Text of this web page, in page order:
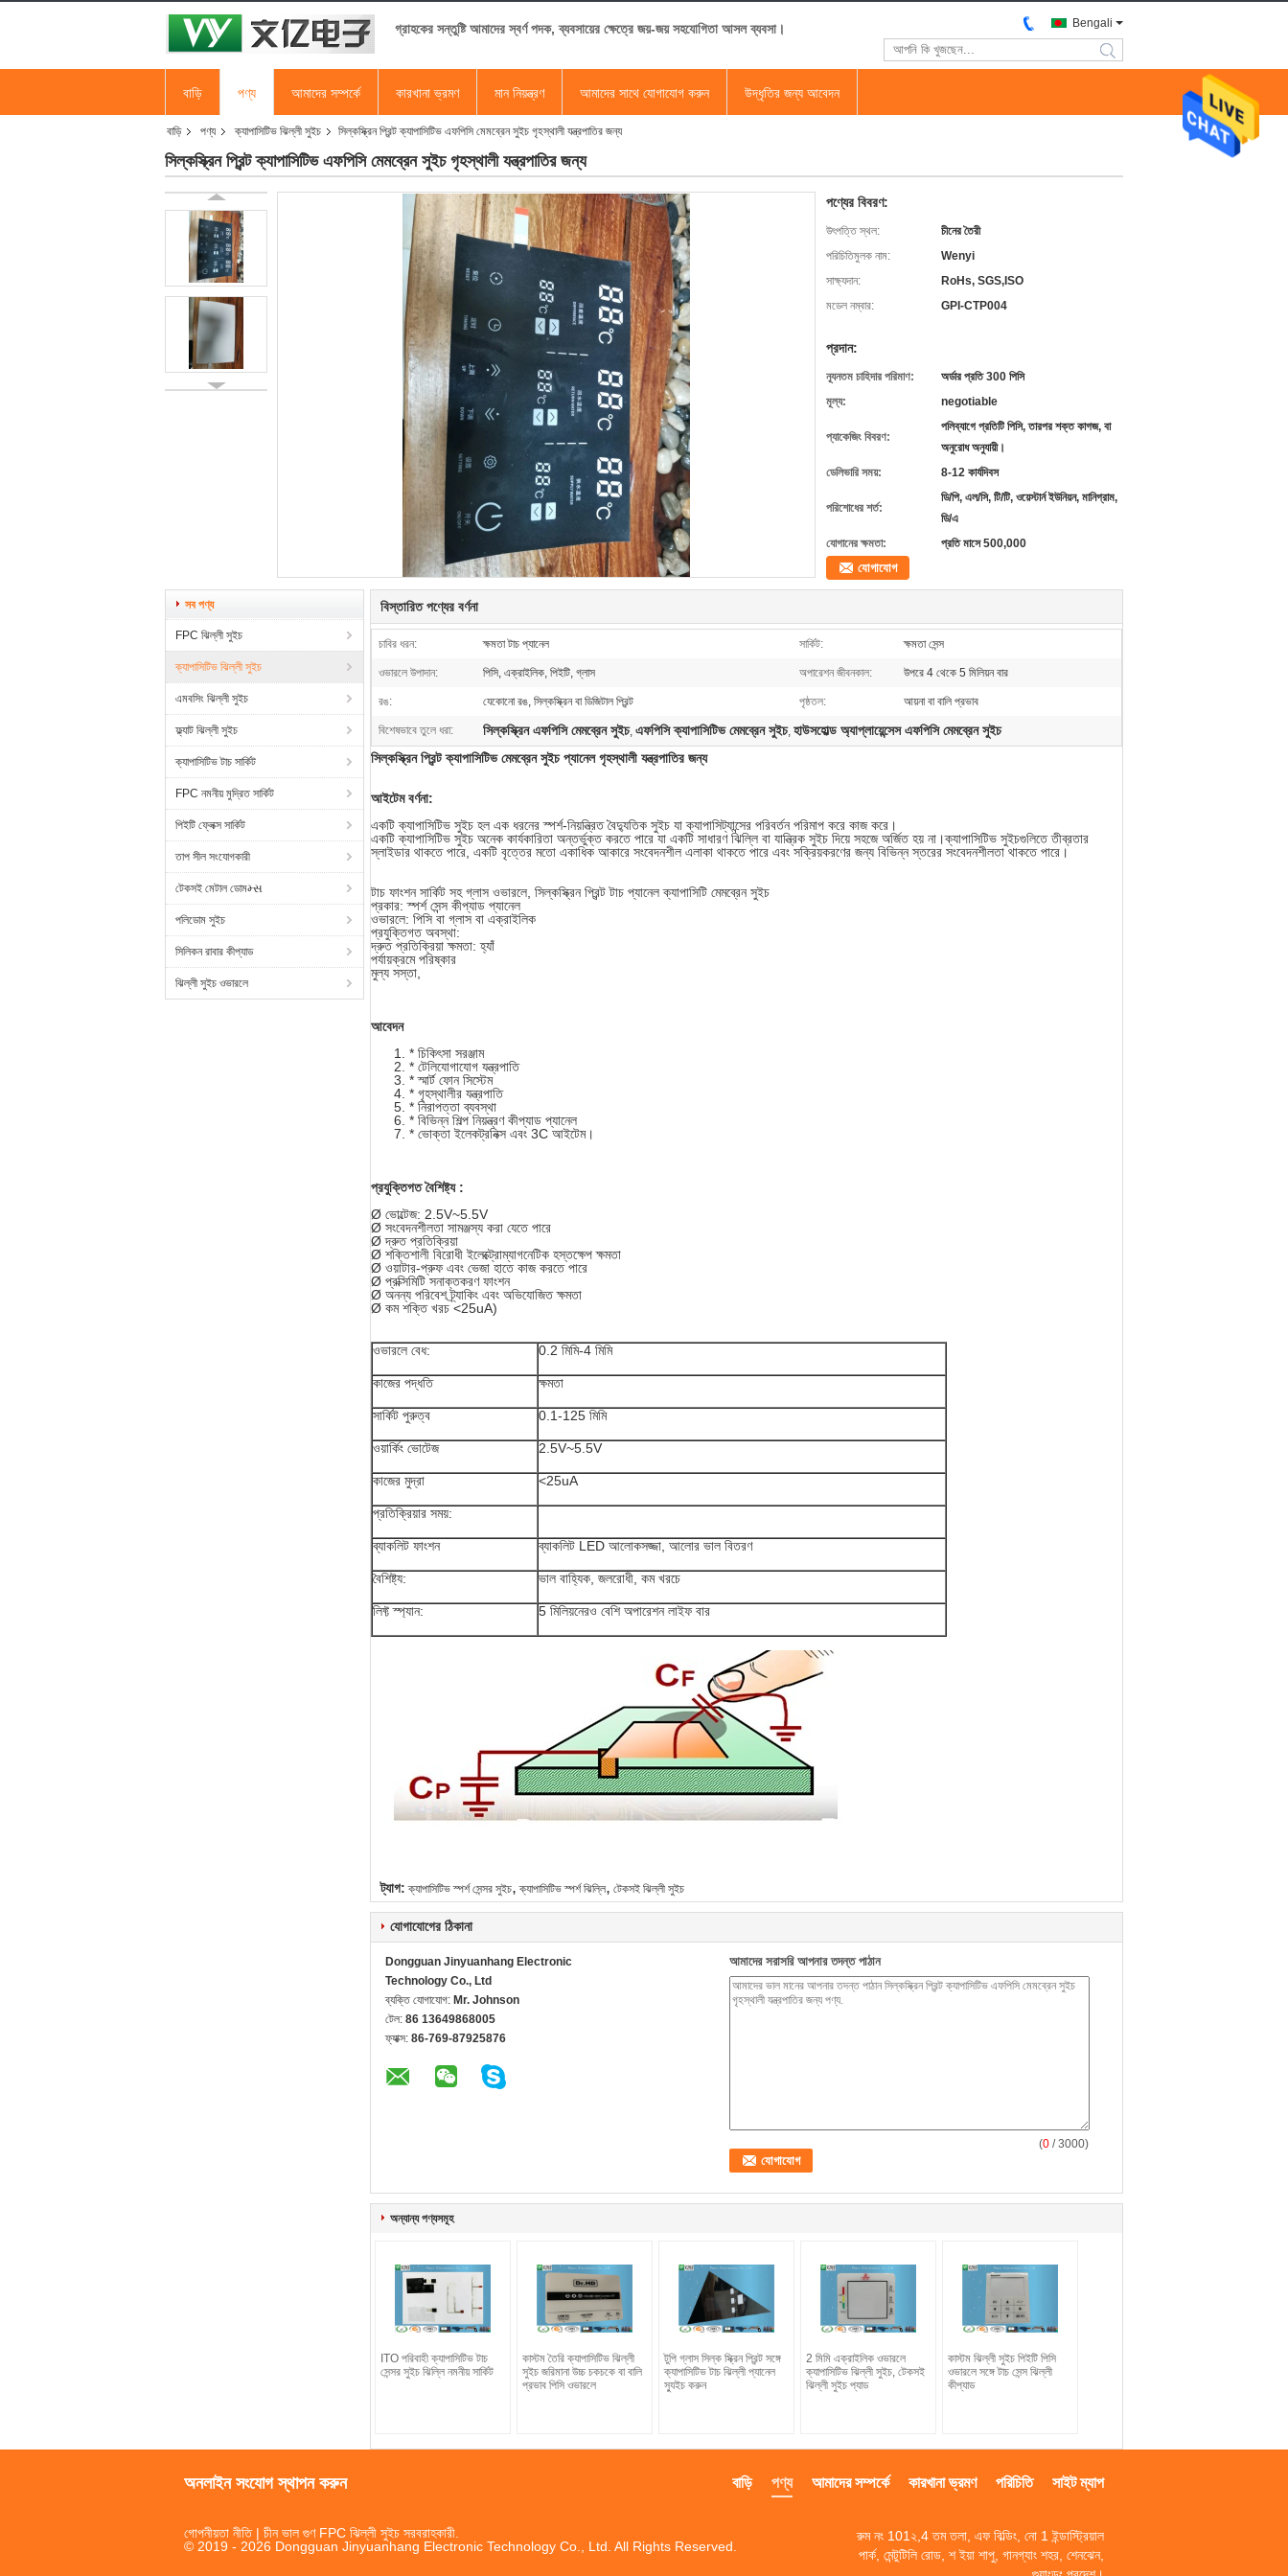
গ্রাহকের সন্তুষ্টি আমাদের স্বর্ণ পদক, ব্যবসায়ের ক্ষেত্রে জয়-জয় সহযোগিতা আসল ব্যবসা। Bengali
search
বাড়ি পণ্য আমাদের সম্পর্কে কারখানা ভ্রমণ মান নিয়ন্ত্রণ আমাদের সাথে যোগাযোগ করুন উদ্ধৃতির জন্য আবেদন
বাড়ি পণ্য ক্যাপাসিটিভ ঝিল্লী সুইচ সিল্কস্ক্রিন প্রিন্ট ক্যাপাসিটিভ এফপিসি মেমব্রেন সুইচ গৃহস্থালী যন্ত্রপাতির জন্য
সিল্কস্ক্রিন প্রিন্ট ক্যাপাসিটিভ এফপিসি মেমব্রেন সুইচ গৃহস্থালী যন্ত্রপাতির জন্য
পণ্যের বিবরণ:
উৎপত্তি স্থল:
চীনের তৈরী
পরিচিতিমুলক নাম:
Wenyi
সাক্ষ্যদান:
RoHs, SGS,ISO
মডেল নম্বার:
GPI-CTP004
প্রদান:
ন্যূনতম চাহিদার পরিমাণ:
অর্ডার প্রতি 300 পিসি
মূল্য:
negotiable
প্যাকেজিং বিবরণ:
পলিব্যাগে প্রতিটি পিসি, তারপর শক্ত কাগজ, বা
অনুরোধ অনুযায়ী।
ডেলিভারি সময়:
8-12 কার্যদিবস
পরিশোধের শর্ত:
ডি/পি, এল/সি, টি/টি, ওয়েস্টার্ন ইউনিয়ন, মানিগ্রাম,
ডি/এ
যোগানের ক্ষমতা:
প্রতি মাসে 500,000
যোগাযোগ
সব পণ্য
FPC ঝিল্লী সুইচ
ক্যাপাসিটিভ ঝিল্লী সুইচ
এমবসিং ঝিল্লী সুইচ
ফ্ল্যাট ঝিল্লী সুইচ
ক্যাপাসিটিভ টাচ সার্কিট
FPC নমনীয় মুদ্রিত সার্কিট
পিইটি ফ্লেক্স সার্কিট
তাপ সীল সংযোগকারী
টেকসই মেটাল ডোমમ્સ
পলিডোম সুইচ
সিলিকন রাবার কীপ্যাড
ঝিল্লী সুইচ ওভারলে
বিস্তারিত পণ্যের বর্ণনা
চাবির ধরন: ক্ষমতা টাচ প্যানেল সার্কিট: ক্ষমতা সেন্স
ওভারলে উপাদান: পিসি, এক্রাইলিক, পিইটি, গ্লাস অপারেশন জীবনকাল: উপরে 4 থেকে 5 মিলিয়ন বার
রঙ: যেকোনো রঙ, সিল্কস্ক্রিন বা ডিজিটাল প্রিন্ট পৃষ্ঠতল: আয়না বা বালি প্রভাব
বিশেষভাবে তুলে ধরা: সিল্কস্ক্রিন এফপিসি মেমব্রেন সুইচ, এফপিসি ক্যাপাসিটিভ মেমব্রেন সুইচ, হাউসহোল্ড অ্যাপ্লায়েন্সেস এফপিসি মেমব্রেন সুইচ
সিল্কস্ক্রিন প্রিন্ট ক্যাপাসিটিভ মেমব্রেন সুইচ প্যানেল গৃহস্থালী যন্ত্রপাতির জন্য
আইটেম বর্ণনা:
একটি ক্যাপাসিটিভ সুইচ হল এক ধরনের স্পর্শ-নিয়ন্ত্রিত বৈদ্যুতিক সুইচ যা ক্যাপাসিট্যান্সের পরিবর্তন পরিমাপ করে কাজ করে।
একটি ক্যাপাসিটিভ সুইচ অনেক কার্যকারিতা অন্তর্ভুক্ত করতে পারে যা একটি সাধারণ ঝিল্লি বা যান্ত্রিক সুইচ দিয়ে সহজে অর্জিত হয় না।ক্যাপাসিটিভ সুইচগুলিতে তীব্রতার
স্লাইডার থাকতে পারে, একটি বৃত্তের মতো একাধিক আকারে সংবেদনশীল এলাকা থাকতে পারে এবং সক্রিয়করণের জন্য বিভিন্ন স্তরের সংবেদনশীলতা থাকতে পারে।
টাচ ফাংশন সার্কিট সহ গ্লাস ওভারলে, সিল্কস্ক্রিন প্রিন্ট টাচ প্যানেল ক্যাপাসিটি মেমব্রেন সুইচ
প্রকার: স্পর্শ সেন্স কীপ্যাড প্যানেল
ওভারলে: পিসি বা গ্লাস বা এক্রাইলিক
প্রযুক্তিগত অবস্থা:
দ্রুত প্রতিক্রিয়া ক্ষমতা: হ্যাঁ
পর্যায়ক্রমে পরিষ্কার
মুল্য সস্তা,
আবেদন
* চিকিৎসা সরঞ্জাম
* টেলিযোগাযোগ যন্ত্রপাতি
* স্মার্ট ফোন সিস্টেম
* গৃহস্থালীর যন্ত্রপাতি
* নিরাপত্তা ব্যবস্থা
* বিভিন্ন শিল্প নিয়ন্ত্রণ কীপ্যাড প্যানেল
* ভোক্তা ইলেকট্রনিক্স এবং 3C আইটেম।
প্রযুক্তিগত বৈশিষ্ট্য :
Ø ভোল্টেজ: 2.5V~5.5V
Ø সংবেদনশীলতা সামঞ্জস্য করা যেতে পারে
Ø দ্রুত প্রতিক্রিয়া
Ø শক্তিশালী বিরোধী ইলেক্ট্রোম্যাগনেটিক হস্তক্ষেপ ক্ষমতা
Ø ওয়াটার-প্রুফ এবং ভেজা হাতে কাজ করতে পারে
Ø প্রক্সিমিটি সনাক্তকরণ ফাংশন
Ø অনন্য পরিবেশ ট্র্যাকিং এবং অভিযোজিত ক্ষমতা
Ø কম শক্তি খরচ <25uA)
ওভারলে বেধ: 0.2 মিমি-4 মিমি
কাজের পদ্ধতি ক্ষমতা
সার্কিট পুরুত্ব 0.1-125 মিমি
ওয়ার্কিং ভোটেজ 2.5V~5.5V
কাজের মুদ্রা <25uA
প্রতিক্রিয়ার সময়:
ব্যাকলিট ফাংশন ব্যাকলিট LED আলোকসজ্জা, আলোর ভাল বিতরণ
বৈশিষ্ট্য: ভাল বাহ্যিক, জলরোধী, কম খরচে
লিফ্ট স্প্যান: 5 মিলিয়নেরও বেশি অপারেশন লাইফ বার
ট্যাগ: ক্যাপাসিটিভ স্পর্শ সেন্সর সুইচ, ক্যাপাসিটিভ স্পর্শ ঝিল্লি, টেকসই ঝিল্লী সুইচ
যোগাযোগের ঠিকানা
Dongguan Jinyuanhang Electronic
Technology Co., Ltd
ব্যক্তি যোগাযোগ: Mr. Johnson
টেল: 86 13649868005
ফ্যাক্স: 86-769-87925876
আমাদের সরাসরি আপনার তদন্ত পাঠান
(0 / 3000)
অন্যান্য পণ্যসমূহ
ITO পরিবাহী ক্যাপাসিটিভ টাচ
সেন্সর সুইচ ঝিল্লি নমনীয় সার্কিট
কাস্টম তৈরি ক্যাপাসিটিভ ঝিল্লী
সুইচ জরিমানা উচ্চ চকচকে বা বালি
প্রভাব পিসি ওভারলে
টুপি গ্লাস সিল্ক স্ক্রিন প্রিন্ট সঙ্গে
ক্যাপাসিটিভ টাচ ঝিল্লী প্যানেল
স্যুইচ করুন
2 মিমি এক্রাইলিক ওভারলে
ক্যাপাসিটিভ ঝিল্লী সুইচ, টেকসই
ঝিল্লী সুইচ প্যাড
কাস্টম ঝিল্লী সুইচ পিইটি পিসি
ওভারলে সঙ্গে টাচ সেন্স ঝিল্লী
কীপ্যাড
অনলাইন সংযোগ স্থাপন করুন সাইট ম্যাপ
পরিচিতি
কারখানা ভ্রমণ
আমাদের সম্পর্কে
পণ্য
বাড়ি
গোপনীয়তা নীতি| চীন ভাল গুণ FPC ঝিল্লী সুইচ সরবরাহকারী.
© 2019 - 2026 Dongguan Jinyuanhang Electronic Technology Co., Ltd. All Rights Reserved.
রুম নং 101২,4 তম তলা, এফ বিল্ডিং, নো 1 ইন্ডাস্ট্রিয়াল
পার্ক, মেন্টুটিলি রোড, শ ইয়া শাপু, গানগ্যাং শহর, শেনঝেন,